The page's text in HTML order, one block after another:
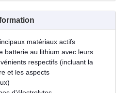
matériaux actifs
batterie au lithium avec leurs
respectifs (incluant la
et les aspects